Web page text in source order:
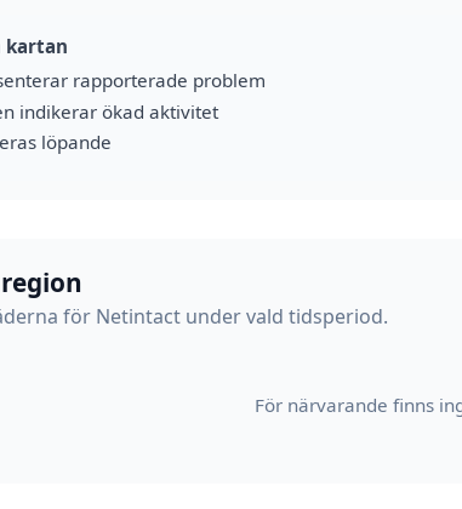
kartan
rapporterade problem
indikerar ökad aktivitet
löpande
för Netintact under vald tidsperiod.
För närvarande finns